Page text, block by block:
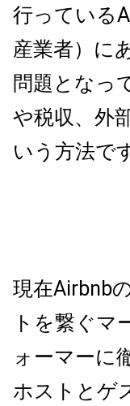
行っている
産業者）に
問題となっ
や税収、外
いう方法で
現在Airbnb
トを繋ぐマ
ォーマーに
ホストとゲ